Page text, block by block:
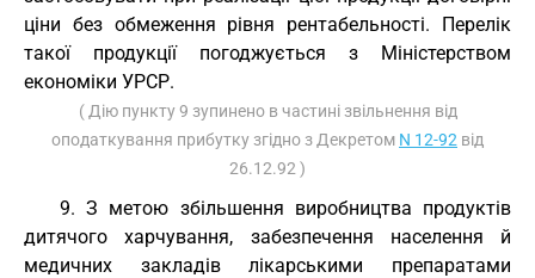
ціни без обмеження рівня рентабельності. Перелік
такої продукції погоджується з Міністерством
економіки УРСР.
( Дію пункту 9 зупинено в частині звільнення від
оподаткування прибутку згідно з Декретом N 12-92 від
26.12.92 )
9. З метою збільшення виробництва продуктів
дитячого харчування, забезпечення населення й
медичних закладів лікарськими препаратами